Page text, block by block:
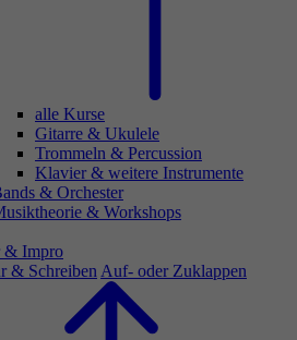
alle Kurse
Gitarre & Ukulele
Trommeln & Percussion
Klavier & weitere Instrumente
& Orchester
& Workshops
& Impro
& Schreiben Auf- oder Zuklappen